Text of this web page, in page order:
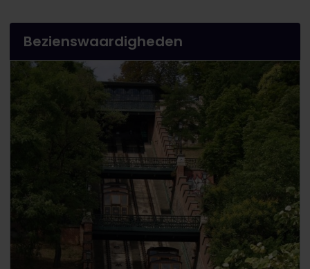
Bezienswaardigheden